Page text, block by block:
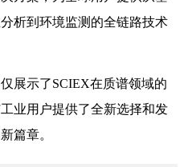
析到环境监测的全链路技术
展示了SCIEX在质谱领域的
业用户提供了全新选择和发
篇章。